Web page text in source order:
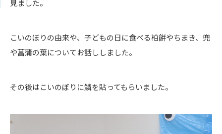
見ました。
こいのぼりの由来や、子どもの日に食べる柏餅やちまき、兜
や菖蒲の葉についてお話ししました。
その後はこいのぼりに鱗を貼ってもらいました。